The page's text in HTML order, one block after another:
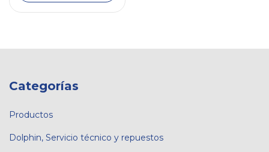
Categorías
Productos
Dolphin, Servicio técnico y repuestos